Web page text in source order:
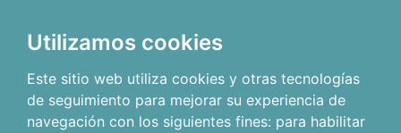
Utilizamos cookies
Este sitio web utiliza cookies y otras tecnologías
de seguimiento para mejorar su experiencia de
navegación con los siguientes fines: para habilitar